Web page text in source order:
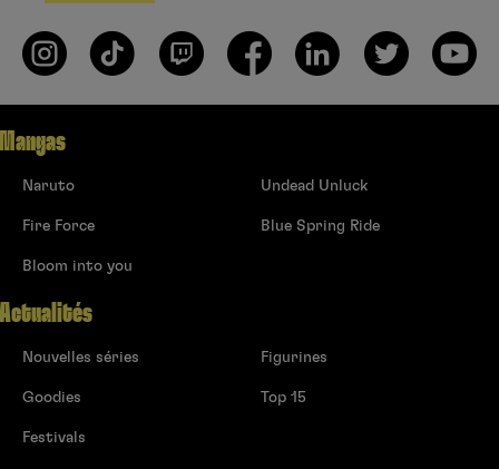
Mangas
Naruto
Fire Force
Bloom into you
Undead Unluck
Blue Spring Ride
Actualités
Nouvelles séries
Goodies
Festivals
Figurines
Top 15